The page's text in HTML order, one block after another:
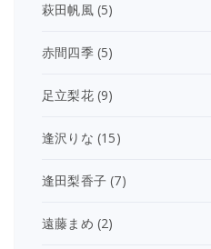
萩田帆風(5)
赤間四季(5)
足立梨花(9)
逢沢りな (15)
逢田梨香子 (7)
遠藤まめ (2)